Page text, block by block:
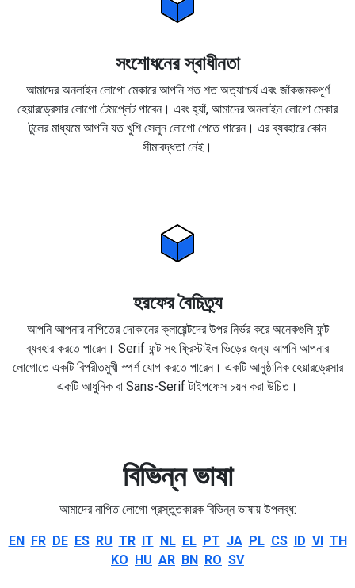
সংশোধনের স্বাধীনতা
আমাদের অনলাইন লোগো মেকারে আপনি শত শত অত্যাশ্চর্য এবং জাঁকজমকপূর্ণ
হেয়ারড্রেসার লোগো টেমপ্লেট পাবেন। এবং হ্যাঁ, আমাদের অনলাইন লোগো মেকার
টুলের মাধ্যমে আপনি যত খুশি সেলুন লোগো পেতে পারেন। এর ব্যবহারে কোন
সীমাবদ্ধতা নেই।
হরফের বৈচিত্র্য
আপনি আপনার নাপিতের দোকানের ক্লায়েন্টদের উপর নির্ভর করে অনেকগুলি ফন্ট
ব্যবহার করতে পারেন। Serif ফন্ট সহ ফ্রিস্টাইল ভিড়ের জন্য আপনি আপনার
লোগোতে একটি বিপরীতমুখী স্পর্শ যোগ করতে পারেন। একটি আনুষ্ঠানিক হেয়ারড্রেসার
একটি আধুনিক বা Sans-Serif টাইপফেস চয়ন করা উচিত।
বিভিন্ন ভাষা
আমাদের নাপিত লোগো প্রস্তুতকারক বিভিন্ন ভাষায় উপলব্ধ:
EN FR DE ES RU TR IT NL EL PT JA PL CS ID VI TH
KO HU AR BN RO SV